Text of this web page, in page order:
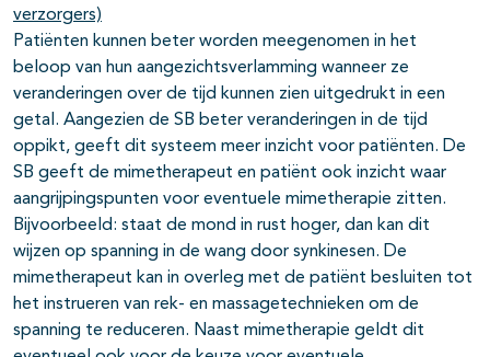
verzorgers)
Patiënten kunnen beter worden meegenomen in het
beloop van hun aangezichtsverlamming wanneer ze
veranderingen over de tijd kunnen zien uitgedrukt in een
getal. Aangezien de SB beter veranderingen in de tijd
oppikt, geeft dit systeem meer inzicht voor patiënten. De
SB geeft de mimetherapeut en patiënt ook inzicht waar
aangrijpingspunten voor eventuele mimetherapie zitten.
Bijvoorbeeld: staat de mond in rust hoger, dan kan dit
wijzen op spanning in de wang door synkinesen. De
mimetherapeut kan in overleg met de patiënt besluiten tot
het instrueren van rek- en massagetechnieken om de
spanning te reduceren. Naast mimetherapie geldt dit